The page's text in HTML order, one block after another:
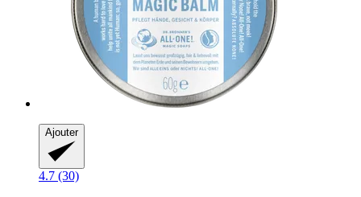
Ajouter
4.7 (30)